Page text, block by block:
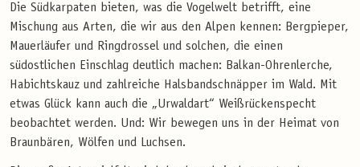
Die Südkarpaten bieten, was die Vogelwelt betrifft, eine
Mischung aus Arten, die wir aus den Alpen kennen: Bergpieper,
Mauerläufer und Ringdrossel und solchen, die einen
südostlichen Einschlag deutlich machen: Balkan-Ohrenlerche,
Habichtskauz und zahlreiche Halsbandschnäpper im Wald. Mit
etwas Glück kann auch die „Urwaldart“ Weißrückenspecht
beobachtet werden. Und: Wir bewegen uns in der Heimat von
Braunbären, Wölfen und Luchsen.